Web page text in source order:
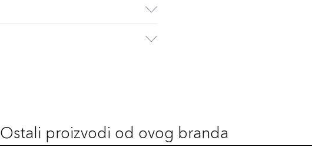
Ostali proizvodi od ovog branda